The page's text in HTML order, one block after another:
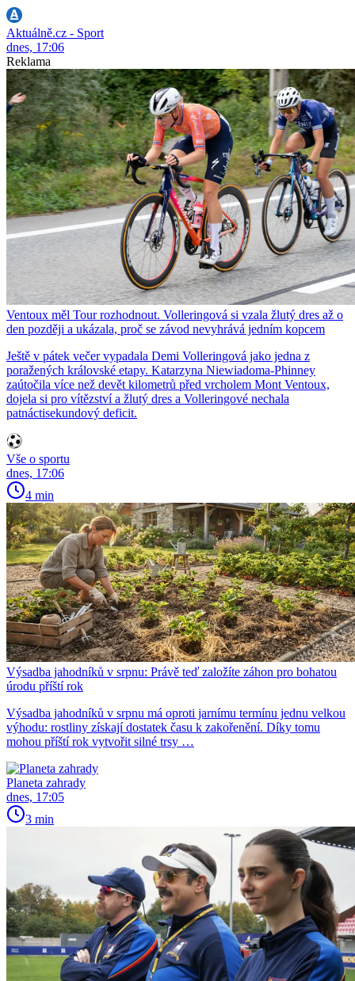
Aktuálně.cz - Sport
dnes, 17:06
Reklama
Ventoux měl Tour rozhodnout. Volleringová si vzala žlutý dres až o
den později a ukázala, proč se závod nevyhrává jedním kopcem
Ještě v pátek večer vypadala Demi Volleringová jako jedna z
poražených královské etapy. Katarzyna Niewiadoma-Phinney
zaútočila více než devět kilometrů před vrcholem Mont Ventoux,
dojela si pro vítězství a žlutý dres a Volleringové nechala
patnáctisekundový deficit.
Vše o sportu
dnes, 17:06
4 min
Výsadba jahodníků v srpnu: Právě teď založíte záhon pro bohatou
úrodu příští rok
Výsadba jahodníků v srpnu má oproti jarnímu termínu jednu velkou
výhodu: rostliny získají dostatek času k zakořenění. Díky tomu
mohou příští rok vytvořit silné trsy …
Planeta zahrady
dnes, 17:05
3 min